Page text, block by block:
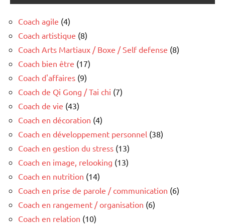
Coach agile (4)
Coach artistique (8)
Coach Arts Martiaux / Boxe / Self defense (8)
Coach bien être (17)
Coach d'affaires (9)
Coach de Qi Gong / Tai chi (7)
Coach de vie (43)
Coach en décoration (4)
Coach en développement personnel (38)
Coach en gestion du stress (13)
Coach en image, relooking (13)
Coach en nutrition (14)
Coach en prise de parole / communication (6)
Coach en rangement / organisation (6)
Coach en relation (10)